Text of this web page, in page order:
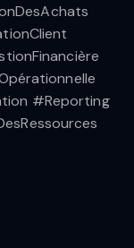
#Reporting